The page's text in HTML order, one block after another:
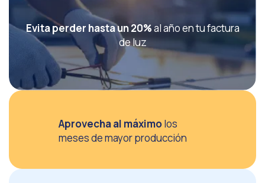
Evita perder hasta un 20%al año en tu factura
de luz
Aprovecha al máximolos
meses de mayor producción